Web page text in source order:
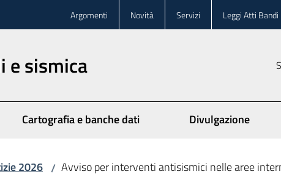
Argomenti Novità Servizi Leggi Atti Bandi
e sismica
Cartografia e banche dati Divulgazione
2026 / Avviso per interventi antisismici nelle aree